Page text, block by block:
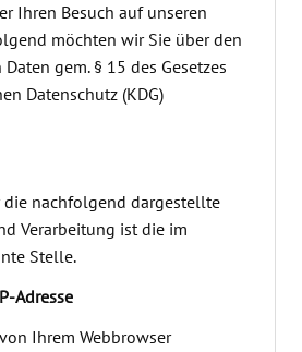
Ihren Besuch auf unseren
möchten wir Sie über den
gem. § 15 des Gesetzes
Datenschutz (KDG)
nachfolgend dargestellte
Verarbeitung ist die im
Stelle.
Adresse
Ihrem Webbrowser